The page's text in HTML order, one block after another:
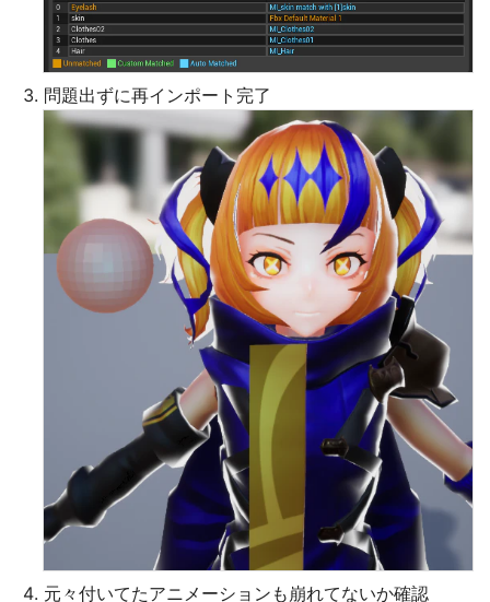
問題出ずに再インポート完了
元々付いてたアニメーションも崩れてないか確認